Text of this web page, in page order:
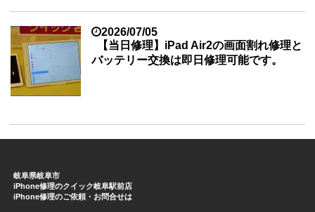
2026/07/05
【当日修理】iPad Air2の画面割れ修理と
バッテリー交換は即日修理可能です。
岐阜県岐阜市
iPhone修理のクイック岐阜駅前店
iPhone修理のご依頼・お問合せは